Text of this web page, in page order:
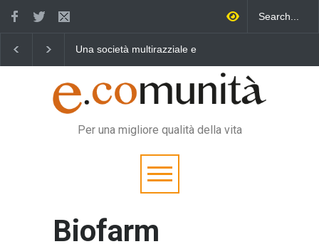
Una società multirazziale e
Per una migliore qualità della vita
Biofarm